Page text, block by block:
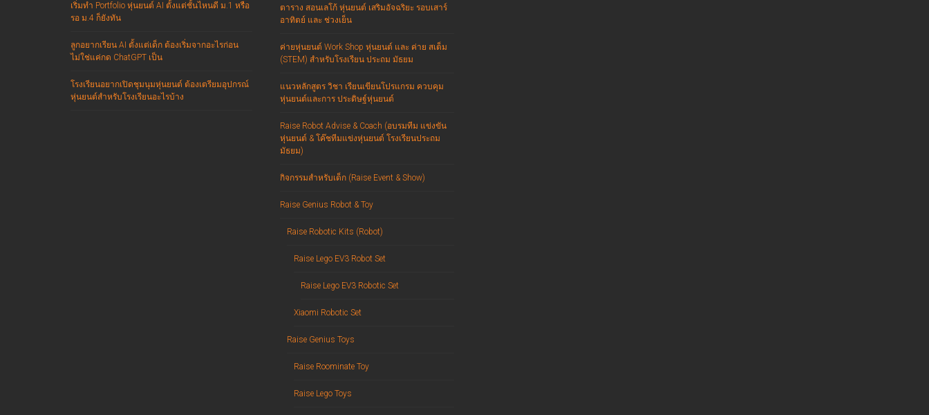
เริ่มทำ Portfolio หุ่นยนต์ AI ตั้งแต่ชั้นไหนดี ม.1 หรือ
รอ ม.4 ก็ยังทัน
ลูกอยากเรียน AI ตั้งแต่เด็ก ต้องเริ่มจากอะไรก่อน
ไม่ใช่แค่กด ChatGPT เป็น
โรงเรียนอยากเปิดชุมนุมหุ่นยนต์ ต้องเตรียมอุปกรณ์
หุ่นยนต์สำหรับโรงเรียนอะไรบ้าง
ตาราง สอนเลโก้ หุ่นยนต์ เสริมอัจฉริยะ รอบเสาร์
อาทิตย์ และ ช่วงเย็น
ค่ายหุ่นยนต์ Work Shop หุ่นยนต์ และ ค่าย สเต็ม
(STEM) สำหรับโรงเรียน ประถม มัธยม
แนวหลักสูตร วิชา เรียนเขียนโปรแกรม ควบคุม
หุ่นยนต์และการ ประดิษฐ์หุ่นยนต์
Raise Robot Advise & Coach (อบรมทีม แข่งขัน
หุ่นยนต์ & โค๊ชทีมแข่งหุ่นยนต์ โรงเรียนประถม
มัธยม)
กิจกรรมสำหรับเด็ก (Raise Event & Show)
Raise Genius Robot & Toy
Raise Robotic Kits (Robot)
Raise Lego EV3 Robot Set
Raise Lego EV3 Robotic Set
Xiaomi Robotic Set
Raise Genius Toys
Raise Roominate Toy
Raise Lego Toys